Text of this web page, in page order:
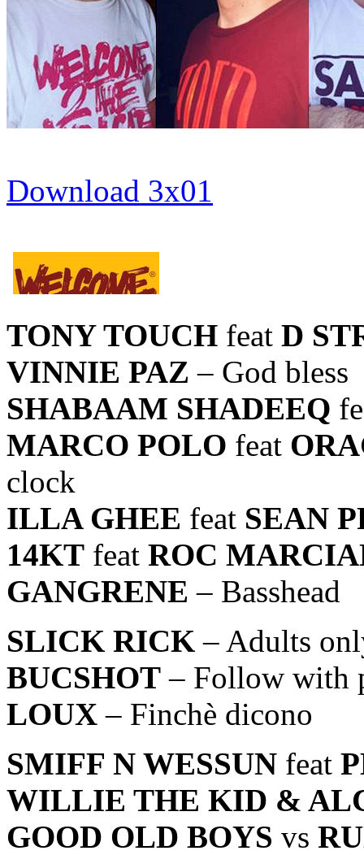
Download 3x01
TONY TOUCH feat D
VINNIE PAZ – God bless
SHABAAM SHADEEQ
MARCO POLO feat
clock
ILLA GHEE feat SEAN
14KT feat ROC
GANGRENE – Basshead
SLICK RICK – Adults
BUCSHOT – Follow with
LOUX – Finchè dicono
SMIFF N WESSUN feat
WILLIE THE KID &
GOOD OLD BOYS vs